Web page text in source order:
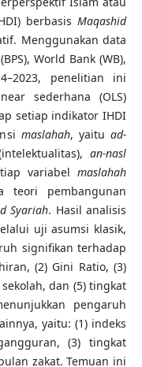
berbasisMaqashid
Menggunakan data
World Bank (WB),
penelitian ini
sederhana (OLS)
setiap indikator IHDI
maslahah, yaituad-
an-nasl
variabelmaslahah
teori pembangunan
Syariah. Hasil analisis
uji asumsi klasik,
signifikan terhadap
(2) Gini Ratio, (3)
dan (5) tingkat
pengaruh
yaitu: (1) indeks
(3) tingkat
zakat. Temuan ini